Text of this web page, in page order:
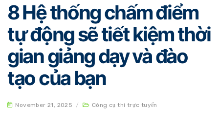
8 Hệ thống chấm điểm
tự động sẽ tiết kiệm thời
gian giảng dạy và đào
tạo của bạn
November 21, 2025 / Công cụ thi trực tuyến